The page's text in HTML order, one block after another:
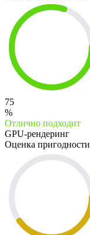
75
%
Отлично подходит
GPU-рендеринг
Оценка пригодности